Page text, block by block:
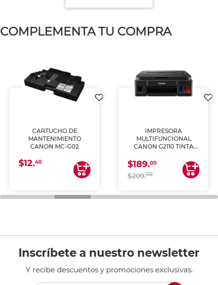
COMPLEMENTA TU COMPRA
CARTUCHO DE
MANTENIMIENTO
CANON MC-G02
$12.40
IMPRESORA
MULTIFUNCIONAL
CANON G2110 TINTA
$189.00
$209.00
Inscríbete a nuestro newsletter
Y recibe descuentos y promociones exclusivas.